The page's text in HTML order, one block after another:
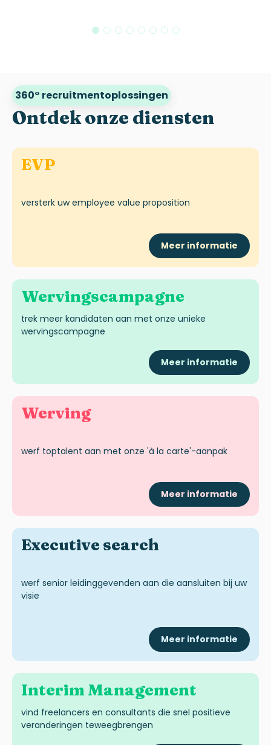
360° recruitmentoplossingen
Ontdek onze diensten
EVP
versterk uw employee value proposition
Meer informatie
Wervingscampagne
trek meer kandidaten aan met onze unieke
wervingscampagne
Meer informatie
Werving
werf toptalent aan met onze 'à la carte'-aanpak
Meer informatie
Executive search
werf senior leidinggevenden aan die aansluiten bij uw
visie
Meer informatie
Interim Management
vind freelancers en consultants die snel positieve
veranderingen teweegbrengen